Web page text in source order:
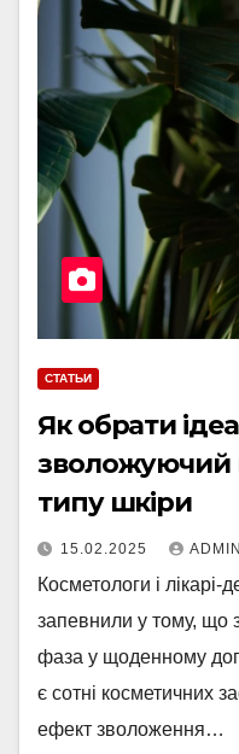
СТАТЬИ
Як обрати
зволожуючий
типу шкіри
15.02.2025 ADMIN
Косметологи і
запевнили у тому, що
фаза у щоденному
є сотні косметичних
ефект зволоження…